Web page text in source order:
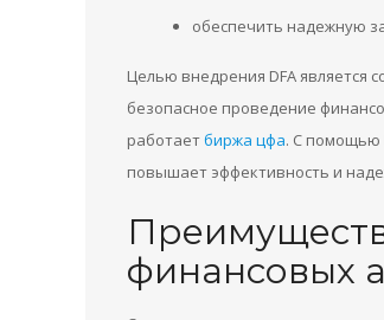
обеспечить надежную
Целью внедрения DFA является
безопасное проведение
работаетбиржа цфа. С помощью
повышает эффективность и
финансовых